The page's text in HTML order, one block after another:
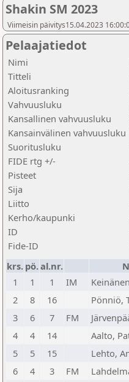
Shakin SM 2023
Viimeisin päivitys15.04.2023
Pelaajatiedot
Nimi
Titteli
Aloitusranking
Vahvuusluku
Kansallinen vahvuusluku
Kansainvälinen vahvuusluku
Suoritusluku
FIDE rtg +/-
Pisteet
Sija
Liitto
Kerho/kaupunki
ID
Fide-ID
krs. pö.al.nr.
1
1 1 IM
2
8 16 Pönniö,
3
6 7 FM
4
4 14 Aalto,
5
5 15 Lehto,
6
4 3 FM